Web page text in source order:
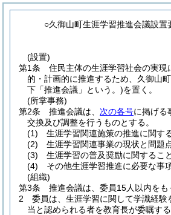
○久御山町生涯学習推進会議設置
(設置)
第1条
住民主体の生涯学習社会の実現
的・計画的に推進するため、久御山
下「推進会議」という。)を置く。
(所掌事務)
第2条
推進会議は、 次の各号に掲げる
交換及び調整を行うものとする。
(1)
生涯学習関連施策の推進に関す
(2)
生涯学習関連事業の現状と問題
(3)
生涯学習の普及奨励に関すること
(4)
その他生涯学習推進に必要な事
(組織)
第3条
推進会議は、委員15人以内をも
2
委員は、生涯学習に関して学識経験
当と認められる者を教育長が委嘱する